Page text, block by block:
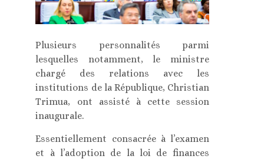
Plusieurs personnalités parmi
lesquelles notamment, le ministre
chargé des relations avec les
institutions de la République, Christian
Trimua, ont assisté à cette session
inaugurale.
Essentiellement consacrée à l’examen
et à l’adoption de la loi de finances